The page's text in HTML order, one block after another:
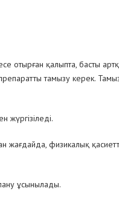
отырған қалыпта, басты
тамызу керек.
жағдайда, физикалық
ұсынылады.